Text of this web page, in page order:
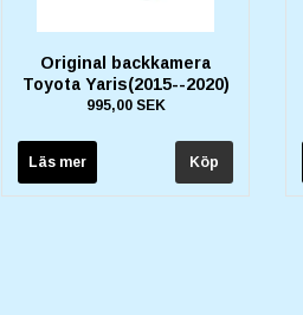
Original backkamera
Toyota Yaris(2015--2020)
995,00 SEK
Läs mer